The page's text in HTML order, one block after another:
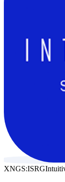
XNGS:ISRG